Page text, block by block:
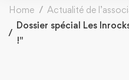
Home
Actualité de
Dossier spécial Les
!"